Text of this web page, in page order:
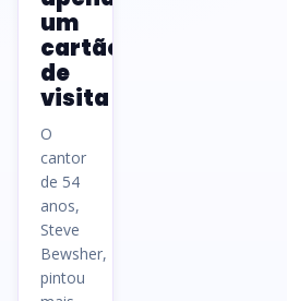
um
cartão
de
visita
O
cantor
de 54
anos,
Steve
Bewsher,
pintou